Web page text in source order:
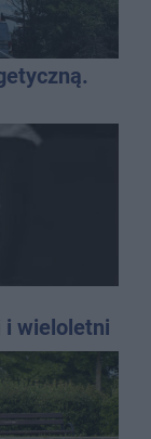
i wieloletni